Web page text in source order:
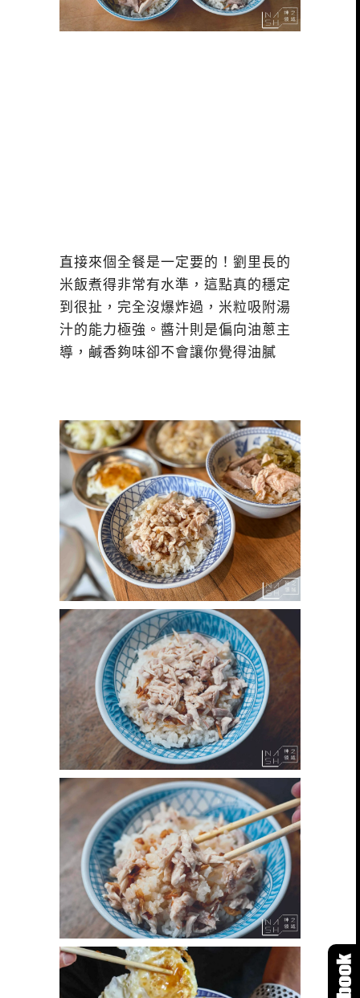
直接來個全餐是一定要的！劉里長的
米飯煮得非常有水準，這點真的穩定
到很扯，完全沒爆炸過，米粒吸附湯
汁的能力極強。醬汁則是偏向油蔥主
導，鹹香夠味卻不會讓你覺得油膩